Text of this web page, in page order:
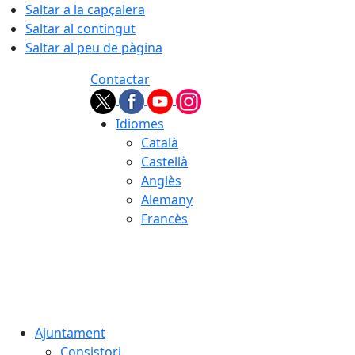
Saltar a la capçalera
Saltar al contingut
Saltar al peu de pàgina
Contactar
Idiomes
Català
Castellà
Anglès
Alemany
Francès
Ajuntament